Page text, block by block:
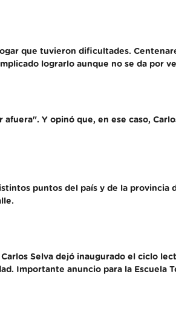
que tuvieron dificultades.
lograrlo aunque no se da por
Y opinó que, en ese caso,
puntos del país y de la provincia
Selva dejó inaugurado el ciclo
Importante anuncio para la Escuela